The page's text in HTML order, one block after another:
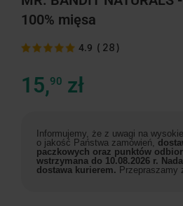
100% mięsa
4.9 ( 28 )
15,90 zł
Informujemy, że z uwagi na
o jakość Państwa zamówień,
paczkowych oraz punktów
wstrzymana do 10.08.2026 r.
dostawa kurierem. Przepraszamy